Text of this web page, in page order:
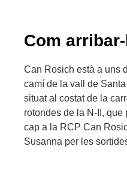
Com
Can Rosich està a uns
camí de la vall de
situat al costat de la
rotondes de la N-II, que
cap a la RCP Can
Susanna per les